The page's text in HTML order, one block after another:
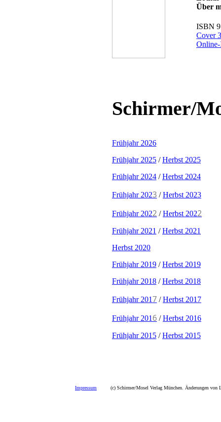
Über
ISBN
Cover
Schirmer/
Frühjahr 2026
Frühjahr 2025 /Herbst 2025
Frühjahr 2024 /Herbst 2024
Frühjahr 2023 /Herbst 2023
Frühjahr 2022 /Herbst 2022
Frühjahr 2021 /Herbst 2021
Herbst 2020
Frühjahr 2019 /Herbst 2019
Frühjahr 2018 /Herbst 2018
Frühjahr 2017 /Herbst 2017
Frühjahr 201 6 /Herbst 2016
Frühjahr 2015 /Herbst 2015
Impressum (c) Schirmer/Mosel Verlag München. Änderungen von